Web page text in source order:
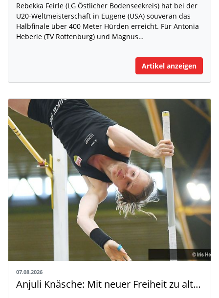
Rebekka Feirle (LG Östlicher Bodenseekreis) hat bei der
U20-Weltmeisterschaft in Eugene (USA) souverän das
Halbfinale über 400 Meter Hürden erreicht. Für Antonia
Heberle (TV Rottenburg) und Magnus…
Artikel anzeigen
07.08.2026
Anjuli Knäsche: Mit neuer Freiheit zu alten Höhen